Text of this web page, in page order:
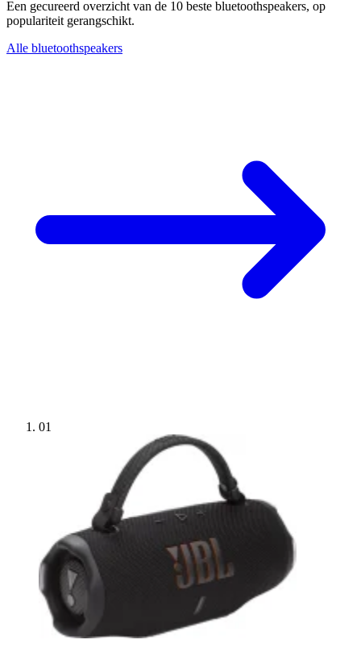
Een gecureerd overzicht van de 10 beste bluetoothspeakers, op
populariteit gerangschikt.
Alle bluetoothspeakers
01